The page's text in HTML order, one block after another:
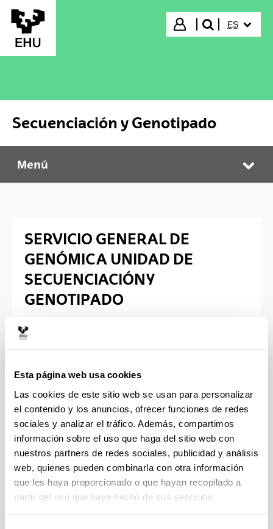
Esta página web usa cookies
Las cookies de este sitio web se usan para personalizar
el contenido y los anuncios, ofrecer funciones de redes
sociales y analizar el tráfico. Además, compartimos
información sobre el uso que haga del sitio web con
nuestros partners de redes sociales, publicidad y análisis
web, quienes pueden combinarla con otra información
que les haya proporcionado o que hayan recopilado a
partir del uso que haya hecho de sus servicios.
Saltar al contenido principal
Iniciar sesión
buscar"
ES
Secuenciación y Genotipado
Secuenciación y Genotipado
Menú
SERVICIO GENERAL DE
GENÓMICA UNIDAD DE
SECUENCIACIÓN Y
GENOTIPADO
Localización
Maria Goyri
Parque científico de la UPV/EHU.
Campus de Bizkaia.
Bº Sarriena, s/n 48940 Leioa (Bizkaia)
Existe a disposición de los usuarios
una capa Layar para facilitar la